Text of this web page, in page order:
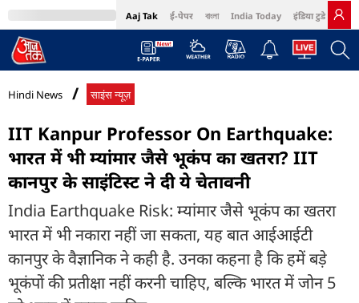
Aaj Tak ई-पेपर বাংলা India Today इंडिया टुडे हिंदी
MumbaiTak Cosmopolitan Harper's Bazaar Northeast
Hindi News साइंस न्यूज़
IIT Kanpur Professor On Earthquake:
भारत में भी म्यांमार जैसे भूकंप का खतरा? IIT
कानपुर के साइंटिस्ट ने दी ये चेतावनी
India Earthquake Risk: म्यांमार जैसे भूकंप का खतरा
भारत में भी नकारा नहीं जा सकता, यह बात आईआईटी
कानपुर के वैज्ञानिक ने कही है. उनका कहना है कि हमें बड़े
भूकंपों की प्रतीक्षा नहीं करनी चाहिए, बल्कि भारत में जोन 5